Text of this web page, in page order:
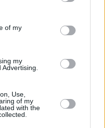
and its third-party tags to
purposes in below Google
of my
my
Use,
of my
with the
ξίφος
τυροπιτα να τα σπάσει
στείλεις
ακούω.